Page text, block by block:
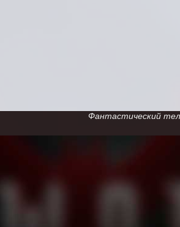
Фантастический